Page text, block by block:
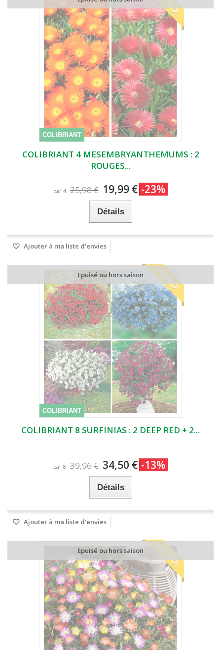
COLIBRIANT
COLIBRIANT 4 MESEMBRYANTHEMUMS : 2
ROUGES...
par 4 25,98 € 19,99 € -23%
Détails
Ajouter à ma liste d'envies
Epuisé ou hors saison
COLIBRIANT
PROMO!
COLIBRIANT 8 SURFINIAS : 2 DEEP RED + 2...
par 8 39,96 € 34,50 € -13%
Détails
Ajouter à ma liste d'envies
Epuisé ou hors saison PROMO!